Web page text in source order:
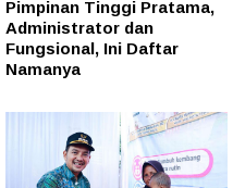
Pimpinan Tinggi Pratama,
Administrator dan
Fungsional, Ini Daftar
Namanya